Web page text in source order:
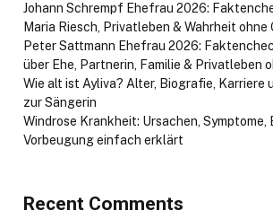
Johann Schrempf Ehefrau 2026:
Maria Riesch, Privatleben & Wahrheit ohne
Peter Sattmann Ehefrau 2026:
über Ehe, Partnerin, Familie & Privatleben
Wie alt ist Ayliva? Alter, Biografie, Karriere
zur Sängerin
Windrose Krankheit: Ursachen, Symptome,
Vorbeugung einfach erklärt
Recent Comments